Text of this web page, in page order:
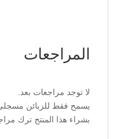
المراجعات
لا توجد مراجعات بعد.
يسمح فقط للزبائن مسجلي
بشراء هذا المنتج ترك